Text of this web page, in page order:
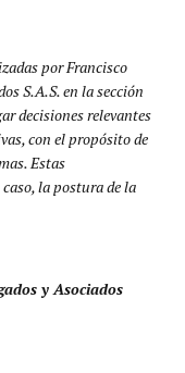
por Francisco
S.A.S. en la sección
decisiones relevantes
con el propósito de
Estas
la postura de la
y Asociados